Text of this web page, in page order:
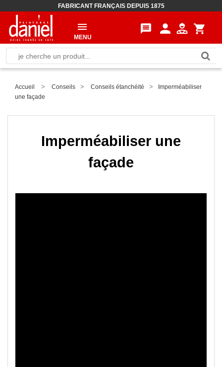
FABRICANT FRANÇAIS DEPUIS 1875
message person shopping_cart
MENU
Accueil > Conseils > Conseils étanchéité >
Imperméabiliser
une façade
Imperméabiliser une
façade